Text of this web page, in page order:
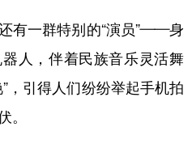
一群特别的“演员”——身
人，伴着民族音乐灵活舞
，引得人们纷纷举起手机拍
。